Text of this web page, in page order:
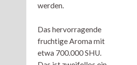
werden.
Das hervorragende
fruchtige Aroma mit
etwa 700.000 SHU.